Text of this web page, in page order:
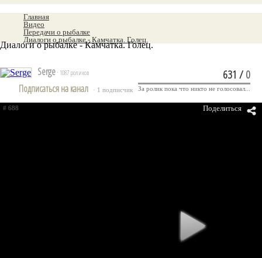
Главная
Видео
Передачи о рыбалке
Диалоги о рыбалке - Камчатка. Голец.
Диалоги о рыбалке - Камчатка. Голец.
Serge · 1087 роликов
Подписаться на канал · 1 подписчик
# 688 Поделиться
631 /0
За ролик пока что никто не голосовал...